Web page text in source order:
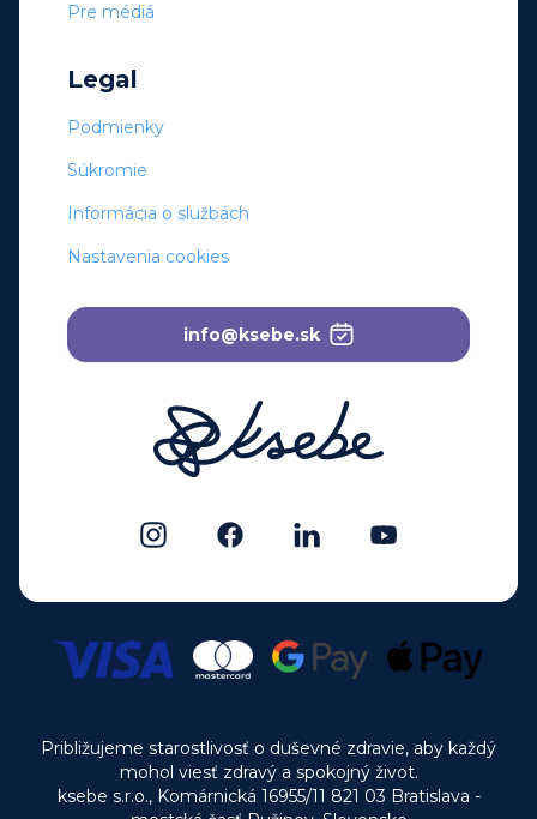
Pre médiá
Legal
Podmienky
Súkromie
Informácia o službách
Nastavenia cookies
info@ksebe.sk
Približujeme starostlivosť o duševné zdravie, aby každý
mohol viesť zdravý a spokojný život.
ksebe s.r.o., Komárnická 16955/11 821 03 Bratislava -